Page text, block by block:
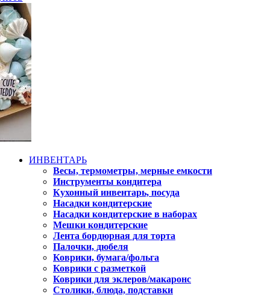
ИНВЕНТАРЬ
Весы, термометры, мерные емкости
Инструменты кондитера
Кухонный инвентарь, посуда
Насадки кондитерские
Насадки кондитерские в наборах
Мешки кондитерские
Лента бордюрная для торта
Палочки, дюбеля
Коврики, бумага/фольга
Коврики с разметкой
Коврики для эклеров/макаронс
Столики, блюда, подставки